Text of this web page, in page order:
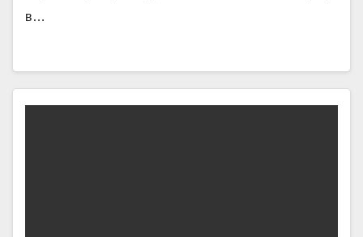
в…